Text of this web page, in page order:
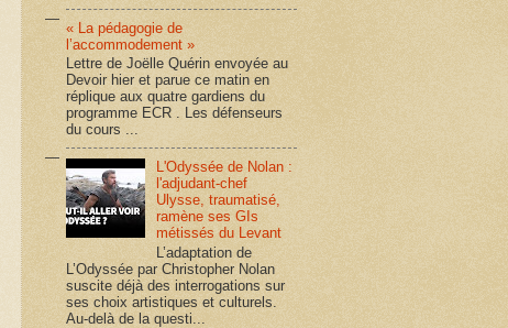
« La pédagogie de
l’accommodement »
Lettre de Joëlle Quérin envoyée au
Devoir hier et parue ce matin en
réplique aux quatre gardiens du
programme ECR . Les défenseurs
du cours ...
L'Odyssée de Nolan :
l'adjudant-chef
Ulysse, traumatisé,
ramène ses GIs
métissés du Levant
L’adaptation de
L’Odyssée par Christopher Nolan
suscite déjà des interrogations sur
ses choix artistiques et culturels.
Au-delà de la questi...